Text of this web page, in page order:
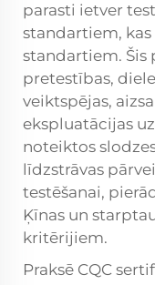
parasti ietver
standartiem,
standartiem. Šis
pretestības,
veiktspējas,
ekspluatācijas
noteiktos
līdzstrāvas
testēšanai,
Ķīnas un
kritērijiem.
Praksē CQC